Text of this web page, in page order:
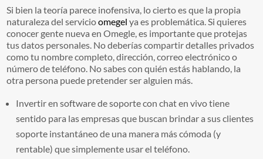
Si bien la teoría parece inofensiva, lo cierto es que la propia
naturaleza del servicioomegel ya es problemática. Si quieres
conocer gente nueva en Omegle, es importante que protejas
tus datos personales. No deberías compartir detalles privados
como tu nombre completo, dirección, correo electrónico o
número de teléfono. No sabes con quién estás hablando, la
otra persona puede pretender ser alguien más.
Invertir en software de soporte con chat en vivo tiene
sentido para las empresas que buscan brindar a sus clientes
soporte instantáneo de una manera más cómoda (y
rentable) que simplemente usar el teléfono.